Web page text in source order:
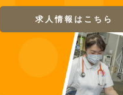
求人情報はこちら